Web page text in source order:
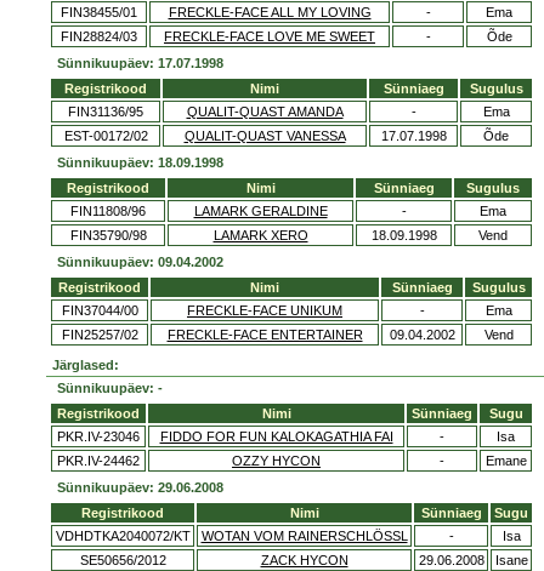
FIN38455/01
FRECKLE-FACE ALL MY LOVING -
Ema
FIN28824/03
FRECKLE-FACE LOVE ME SWEET -
Õde
Sünnikuupäev: 17.07.1998
Registrikood
Nimi Sünniaeg
Sugulus
FIN31136/95
QUALIT-QUAST AMANDA -
Ema
EST-00172/02
QUALIT-QUAST VANESSA 17.07.1998
Õde
Sünnikuupäev: 18.09.1998
Registrikood
Nimi Sünniaeg
Sugulus
FIN11808/96
LAMARK GERALDINE -
Ema
FIN35790/98
LAMARK XERO 18.09.1998
Vend
Sünnikuupäev: 09.04.2002
Registrikood
Nimi Sünniaeg
Sugulus
FIN37044/00
FRECKLE-FACE UNIKUM -
Ema
FIN25257/02
FRECKLE-FACE ENTERTAINER 09.04.2002 Vend
Järglased:
Sünnikuupäev: -
Registrikood
Nimi Sünniaeg
Sugu
PKR.IV-23046
FIDDO FOR FUN KALOKAGATHIA FAI -
Isa
PKR.IV-24462
OZZY HYCON -
Emane
Sünnikuupäev: 29.06.2008
Registrikood
Nimi Sünniaeg
Sugu
VDHDTKA2040072/KT
WOTAN VOM RAINERSCHLÖSSL -
Isa
SE50656/2012
ZACK HYCON 29.06.2008 Isane